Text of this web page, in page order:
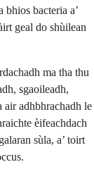
bhios bacteria a’
geal do shùilean
ma tha thu
sgaoileadh,
air adhbhrachadh le
èifeachdach
sùla, a’ toirt